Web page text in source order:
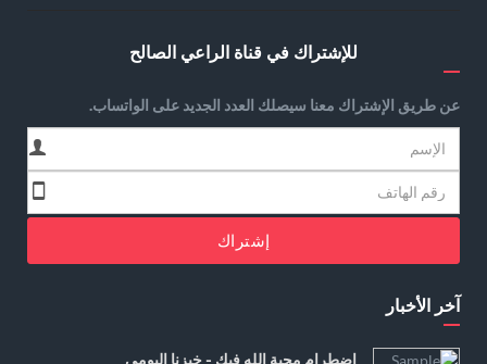
للإشتراك في قناة الراعي الصالح
عن طريق الإشتراك معنا سيصلك العدد الجديد على الواتساب.
إشتراك
آخر الأخبار
اضطرام محبة الله فيك - خبزنا اليومي